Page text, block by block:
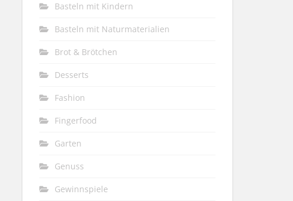
Basteln mit Kindern
Basteln mit Naturmaterialien
Brot & Brötchen
Desserts
Fashion
Fingerfood
Garten
Genuss
Gewinnspiele